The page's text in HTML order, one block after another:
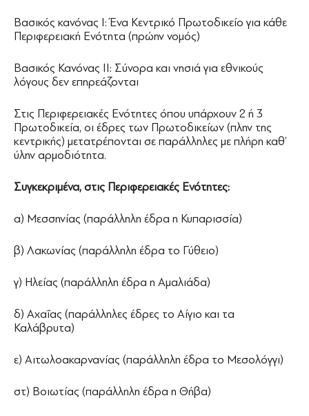
Βασικός κανόνας Ι: Ένα Κεντρικό Πρωτοδικείο για κάθε
Περιφερειακή Ενότητα (πρώην νομός)
Βασικός Κανόνας ΙΙ: Σύνορα και νησιά για εθνικούς
λόγους δεν επηρεάζονται
Στις Περιφερειακές Ενότητες όπου υπάρχουν 2 ή 3
Πρωτοδικεία, οι έδρες των Πρωτοδικείων (πλην της
κεντρικής) μετατρέπονται σε παράλληλες με πλήρη καθ’
ύλην αρμοδιότητα.
Συγκεκριμένα, στις Περιφερειακές Ενότητες:
α) Μεσσηνίας (παράλληλη έδρα η Κυπαρισσία)
β) Λακωνίας (παράλληλη έδρα το Γύθειο)
γ) Ηλείας (παράλληλη έδρα η Αμαλιάδα)
δ) Αχαΐας (παράλληλες έδρες το Αίγιο και τα
Καλάβρυτα)
ε) Αιτωλοακαρνανίας (παράλληλη έδρα το Μεσολόγγι)
στ) Βοιωτίας (παράλληλη έδρα η Θήβα)